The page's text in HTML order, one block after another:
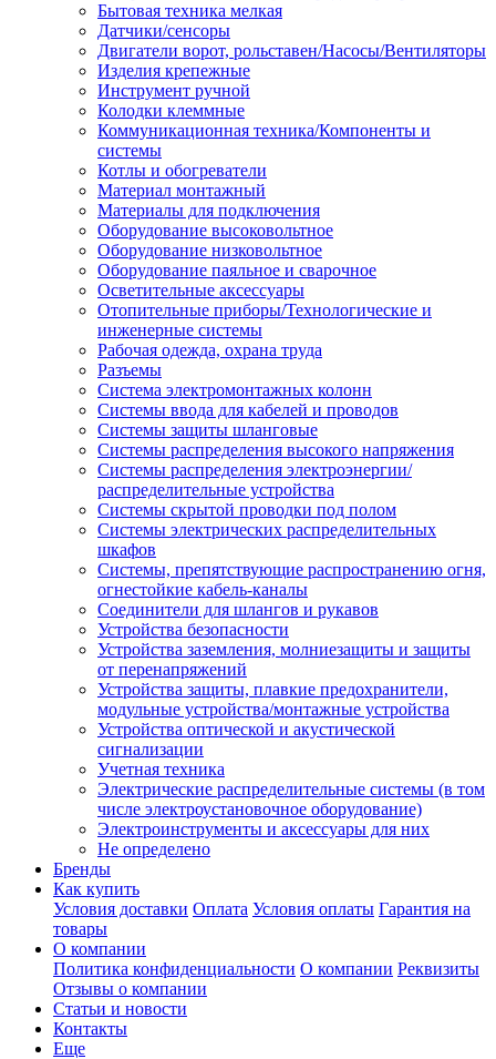
Бытовая техника мелкая
Датчики/сенсоры
Двигатели ворот, рольставен/Насосы/Вентиляторы
Изделия крепежные
Инструмент ручной
Колодки клеммные
Коммуникационная техника/Компоненты и
системы
Котлы и обогреватели
Материал монтажный
Материалы для подключения
Оборудование высоковольтное
Оборудование низковольтное
Оборудование паяльное и сварочное
Осветительные аксессуары
Отопительные приборы/Технологические и
инженерные системы
Рабочая одежда, охрана труда
Разъемы
Система электромонтажных колонн
Системы ввода для кабелей и проводов
Системы защиты шланговые
Системы распределения высокого напряжения
Системы распределения электроэнергии/
распределительные устройства
Системы скрытой проводки под полом
Системы электрических распределительных
шкафов
Системы, препятствующие распространению огня,
огнестойкие кабель-каналы
Соединители для шлангов и рукавов
Устройства безопасности
Устройства заземления, молниезащиты и защиты
от перенапряжений
Устройства защиты, плавкие предохранители,
модульные устройства/монтажные устройства
Устройства оптической и акустической
сигнализации
Учетная техника
Электрические распределительные системы (в том
числе электроустановочное оборудование)
Электроинструменты и аксессуары для них
Не определено
Бренды
Как купить
Условия доставки Оплата Условия оплаты Гарантия на
товары
О компании
Политика конфиденциальности О компании Реквизиты
Отзывы о компании
Статьи и новости
Контакты
Еще